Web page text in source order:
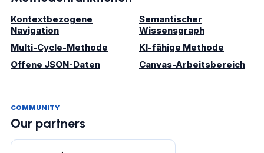
Kontextbezogene
Navigation
Semantischer
Wissensgraph
Multi-Cycle-Methode
KI-fähige Methode
Offene JSON-Daten
Canvas-Arbeitsbereich
COMMUNITY
Our partners